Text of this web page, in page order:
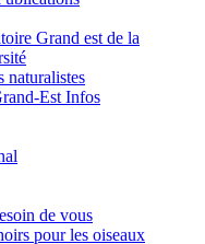
Grand est de la
naturalistes
Est Infos
de vous
pour les oiseaux